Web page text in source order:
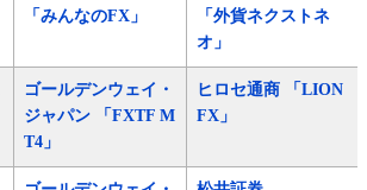
「みんなのFX」
「外貨ネクストネ
オ」
ゴールデンウェイ・
ジャパン 「FXTF M
T4」
ヒロセ通商 「LION
FX」